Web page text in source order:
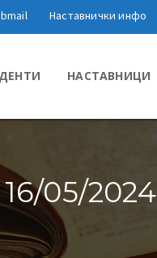
Наставнички инфо
НАСТАВНИЦИ
05/2024